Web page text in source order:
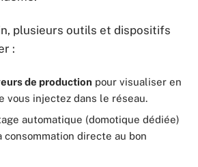
plusieurs outils et dispositifs
:
de production pour visualiser en
vous injectez dans le réseau.
automatique (domotique dédiée)
consommation directe au bon